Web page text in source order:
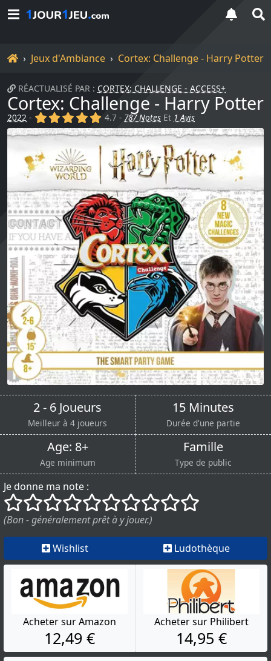
Accueil
Jeux d'Ambiance Cortex: Challenge - Harry Potter
RÉACTUALISÉ PAR : CORTEX: CHALLENGE - ACCESS+
Cortex: Challenge - Harry Potter
2022 - (x) (x) (x) (x) (x)
4.7 - 787 Notes Et 1 Avis
2 - 6 Joueurs
Meilleur à 4 joueurs
15 Minutes
Durée d'une partie
Age: 8+
Age minimum
Famille
Type de public
Je donne ma note :
()
() () () () () () () ()
()
(Bon - généralement prêt à y jouer.)
Wishlist Ludothèque
Acheter sur Amazon
12,49 €
Acheter sur Philibert
14,95 €